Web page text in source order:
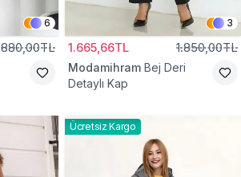
6
880,00TL
3
1.665,66TL 1.850,00TL
Modamihram Bej Deri
Detaylı Kap
Ücretsiz Kargo